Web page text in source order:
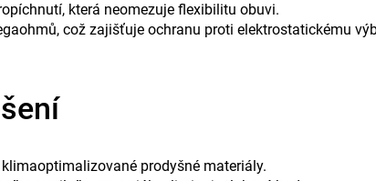
která neomezuje flexibilitu obuvi.
což zajišťuje ochranu proti elektrostatickému
prodyšné materiály.